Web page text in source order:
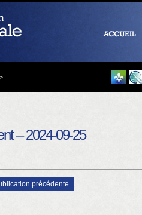
– 2024-09-25
précédente